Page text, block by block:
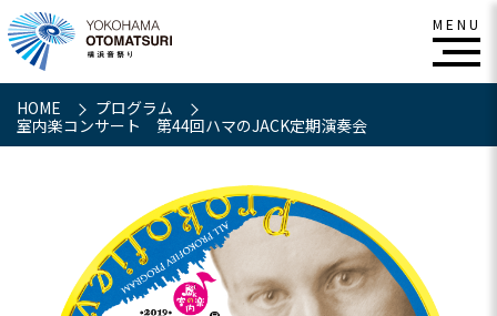
HOME
プログラム
室内楽コンサート 第44回ハマのJACK定期演奏会